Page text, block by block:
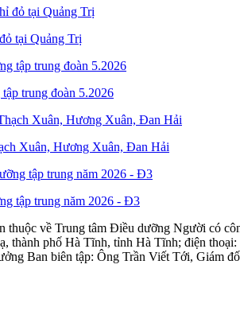
tại Quảng Trị
trung đoàn 5.2026
Xuân, Hương Xuân, Đan Hải
tập trung năm 2026 - Đ3
thuộc về Trung tâm Điều dưỡng Người có
thành phố Hà Tĩnh, tỉnh Hà Tĩnh; điện thoại:
Ban biên tập: Ông Trần Viết Tới, Giám